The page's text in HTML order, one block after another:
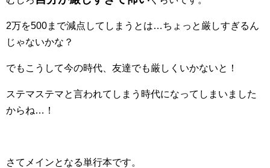
2万を500まで減点してしまうとは…ちょっと厳しすぎるん
じゃないかな？
でもこうして今の時代、友達でも厳しくいかないと！
ステマステマと言われてしまう時代になってしまいました
からね…！
さてメインとなる単行本です。